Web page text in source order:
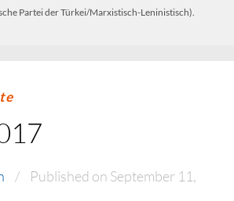
Partei der Türkei/Marxistisch-Leninistisch).
Published on September 11,